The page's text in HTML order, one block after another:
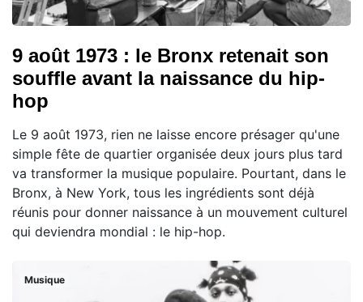
9 août 1973 : le Bronx retenait son
souffle avant la naissance du hip-
hop
Le 9 août 1973, rien ne laisse encore présager qu'une
simple fête de quartier organisée deux jours plus tard
va transformer la musique populaire. Pourtant, dans le
Bronx, à New York, tous les ingrédients sont déjà
réunis pour donner naissance à un mouvement culturel
qui deviendra mondial : le hip-hop.
Musique